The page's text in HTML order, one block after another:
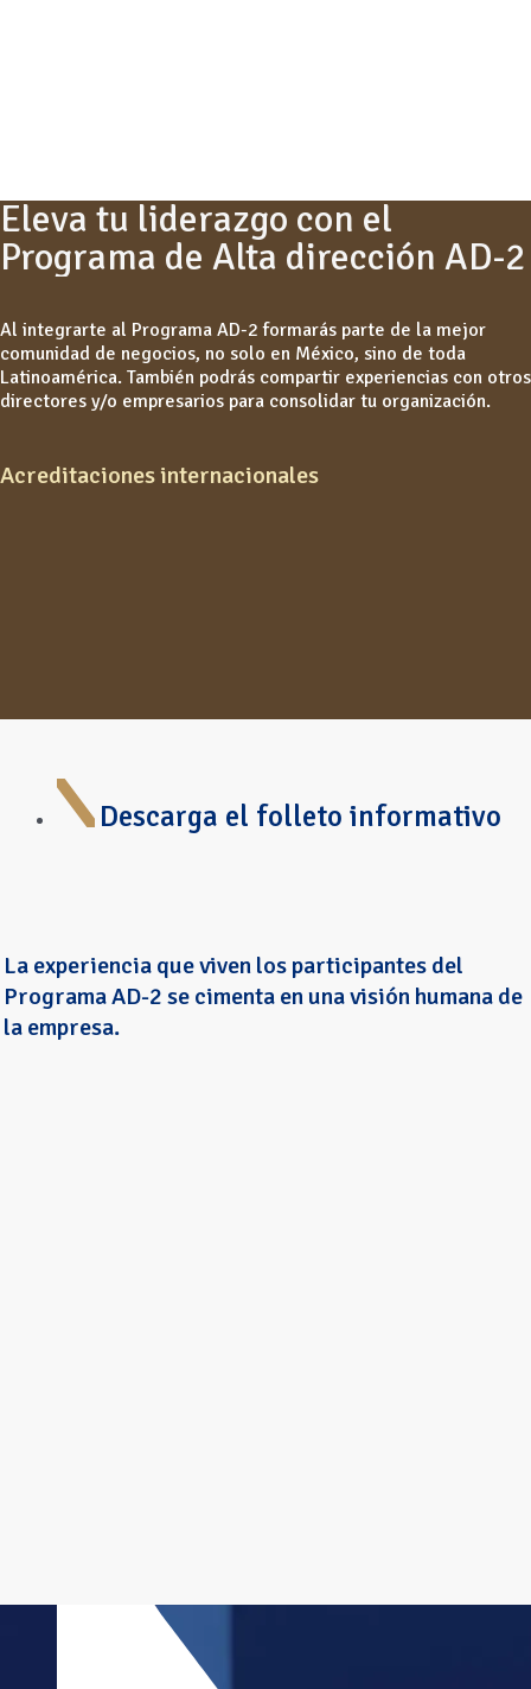
Eleva tu liderazgo con el
Programa de Alta dirección AD-2
Al integrarte al Programa AD-2 formarás parte de la mejor
comunidad de negocios, no solo en México, sino de toda
Latinoamérica. También podrás compartir experiencias con otros
directores y/o empresarios para consolidar tu organización.
Acreditaciones internacionales
Descarga el folleto informativo
La experiencia que viven los participantes del
Programa AD-2 se cimenta en una visión humana de
la empresa.